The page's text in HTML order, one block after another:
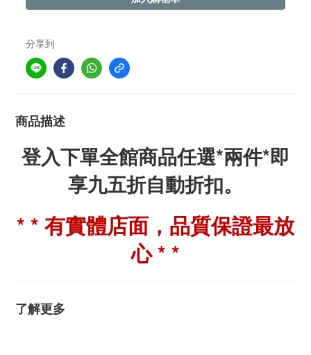
分享到
商品描述
登入下單全館商品任選*兩件*即
享九五折自動折扣。
* * 有實體店面，品質保證最放
心 * *
了解更多